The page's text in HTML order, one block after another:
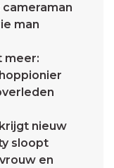
man
meer:
nieuw
sloopt
en